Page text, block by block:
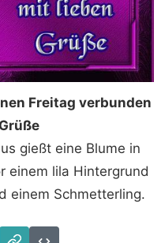
Freitag verbunden
gießt eine Blume in
einem lila Hintergrund
einem Schmetterling.
Download